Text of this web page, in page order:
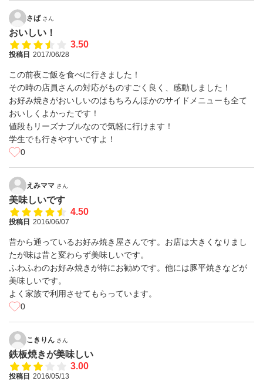
さば さん
おいしい！
3.50
投稿日 2017/06/28
この前夜ご飯を食べに行きました！
その時の店員さんの対応がものすごく良く、感動しました！
お好み焼きがおいしいのはもちろんほかのサイドメニューも全て
おいしくよかったです！
値段もリーズナブルなので気軽に行けます！
学生でも行きやすいですよ！
0
えみママ さん
美味しいです
4.50
投稿日 2016/06/07
昔から通っているお好み焼き屋さんです。お店は大きくなりまし
たが味は昔と変わらず美味しいです。
ふわふわのお好み焼きが特にお勧めです。他には豚平焼きなどが
美味しいです。
よく家族で利用させてもらっています。
0
こきりん さん
鉄板焼きが美味しい
3.00
投稿日 2016/05/13